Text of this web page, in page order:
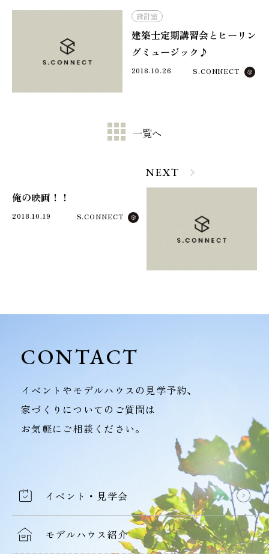
設計室
建築士定期講習会とヒーリン
グミュージック♪
2018.10.26 S.CONNECT
一覧へ
NEXT
俺の映画！！
2018.10.19 S.CONNECT
CONTACT
イベントやモデルハウスの見学予約、
家づくりについてのご質問は
お気軽にご相談ください。
イベント・見学会
モデルハウス紹介